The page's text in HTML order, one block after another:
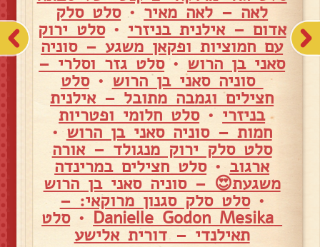
לאה – לאה מאיר •סלט סלק
אדום – אילנית בניזרי •סלט ירוק
עם חמוציות ופקאן משגע – סוניה
סאני בן הרוש •סלט גזר וסלרי –
סוניה סאני בן הרוש •סלט
חצילים וגמבה מתובל – אילנית
בניזרי •סלט חלומי ופטריות
חמות – סוניה סאני בן הרוש•
סלט סלק ירוק מנגולד – אורה
ארגוב •סלט חצילים במרינדה
משגעת😍 – סוניה סאני בן הרוש
•סלט סלק סגנון מרוקאי: –
•סלט
תאילנדי – דורית אלישע